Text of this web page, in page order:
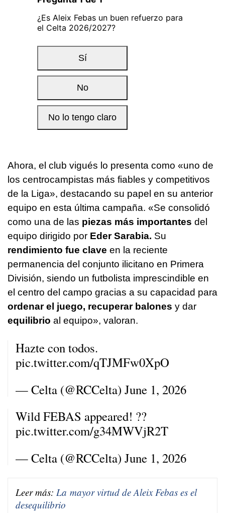
Ahora, el club vigués lo presenta como «uno de
los centrocampistas más fiables y competitivos
de la Liga», destacando su papel en su anterior
equipo en esta última campaña. «Se consolidó
como una de las piezas más importantes del
equipo dirigido por Eder Sarabia. Su
rendimiento fue clave en la reciente
permanencia del conjunto ilicitano en Primera
División, siendo un futbolista imprescindible en
el centro del campo gracias a su capacidad para
ordenar el juego, recuperar balones y dar
equilibrio al equipo», valoran.
Hazte con todos.
pic.twitter.com/qTJMFw0XpO
— Celta (@RCCelta) June 1, 2026
Wild FEBAS appeared! ??
pic.twitter.com/g34MWVjR2T
— Celta (@RCCelta) June 1, 2026
Leer más: La mayor virtud de Aleix Febas es el
desequilibrio